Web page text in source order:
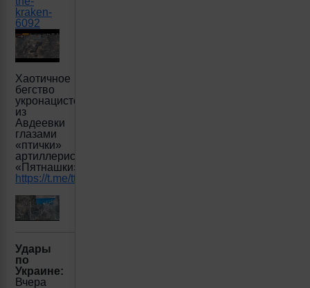
kraken-
6092
Хаотичное
бегство
укронацистов
из
Авдеевки
глазами
«птички»
артиллеристов
«Пятнашки»!
https://t.me/ttambyl/4502
Удары
по
Украине:
Вчера